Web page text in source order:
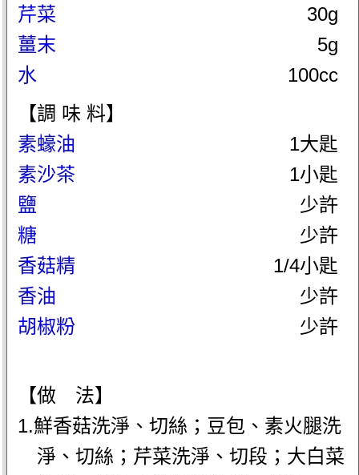
芹菜
30g
薑末
5g
水
100cc
【調 味 料】
素蠔油
1大匙
素沙茶
1小匙
鹽
少許
糖
少許
香菇精
1/4小匙
香油
少許
胡椒粉
少許
【做 法】
1.鮮香菇洗淨、切絲；豆包、素火腿洗
淨、切絲；芹菜洗淨、切段；大白菜